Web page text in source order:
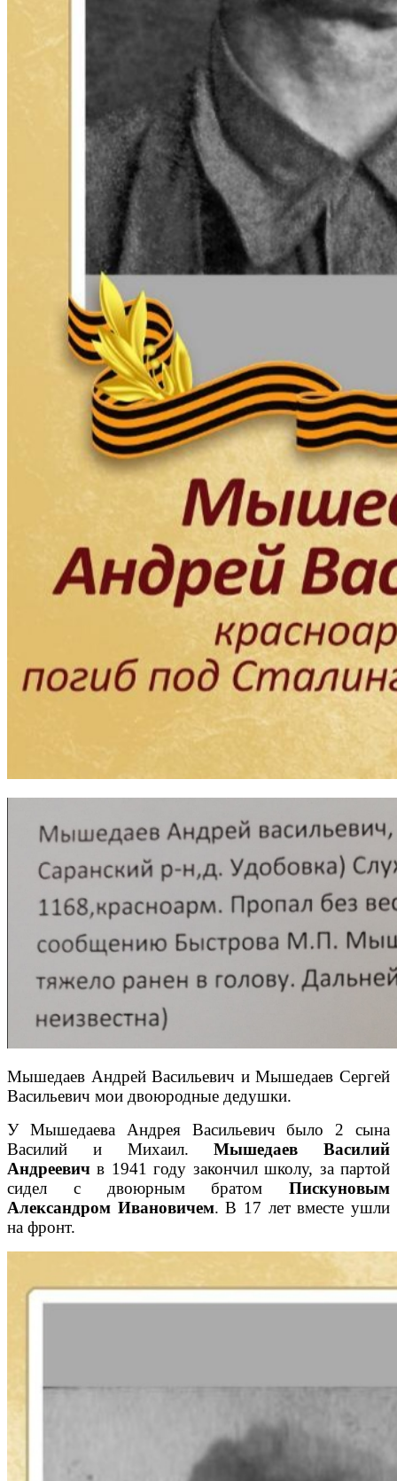
Мышедаев Андрей Васильевич и Мышедаев Сергей
Васильевич мои двоюродные дедушки.
У Мышедаева Андрея Васильевич было 2 сына
Василий и Михаил.Мышедаев Василий
Андреевич в 1941 году закончил школу, за партой
сидел с двоюрным братом Пискуновым
Александром Ивановичем. В 17 лет вместе ушли
на фронт.